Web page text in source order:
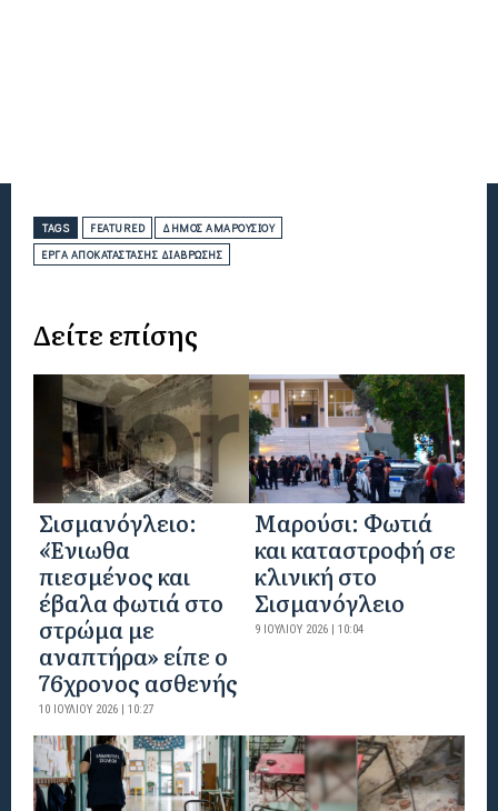
TAGS FEATURED
ΔΉΜΟΣ ΑΜΑΡΟΥΣΊΟΥ
ΈΡΓΑ ΑΠΟΚΑΤΆΣΤΑΣΗΣ ΔΙΆΒΡΩΣΗΣ
Δείτε επίσης
Σισμανόγλειο:
«Ένιωθα
πιεσμένος και
έβαλα φωτιά στο
στρώμα με
αναπτήρα» είπε ο
76χρονος ασθενής
10 ΙΟΥΛΊΟΥ 2026 | 10:27
Μαρούσι: Φωτιά
και καταστροφή σε
κλινική στο
Σισμανόγλειο
9 ΙΟΥΛΊΟΥ 2026 | 10:04